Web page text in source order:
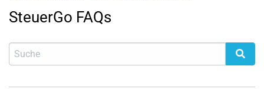
SteuerGo FAQs